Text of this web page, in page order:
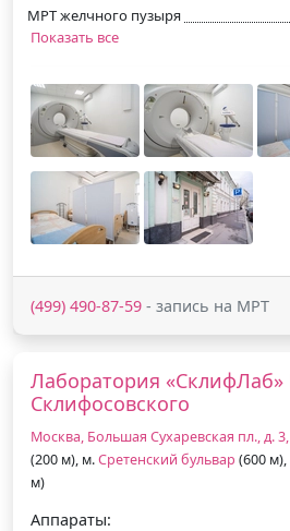
МРТ желчного пузыря
Показать все
(499) 490-87-59 - запись на МРТ
Лаборатория
Склифосовского
Москва, Большая Сухаревская пл., д.
(200 м), м.Сретенский бульвар (600
м)
Аппараты: